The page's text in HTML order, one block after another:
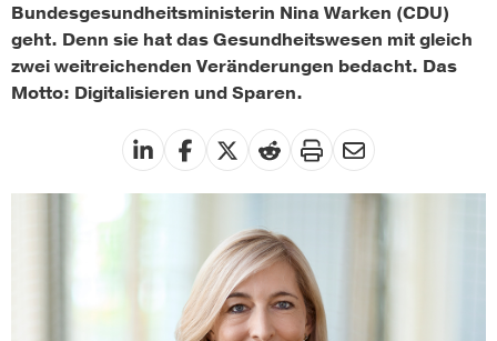
Bundesgesundheitsministerin Nina Warken (CDU)
geht. Denn sie hat das Gesundheitswesen mit gleich
zwei weitreichenden Veränderungen bedacht. Das
Motto: Digitalisieren und Sparen.